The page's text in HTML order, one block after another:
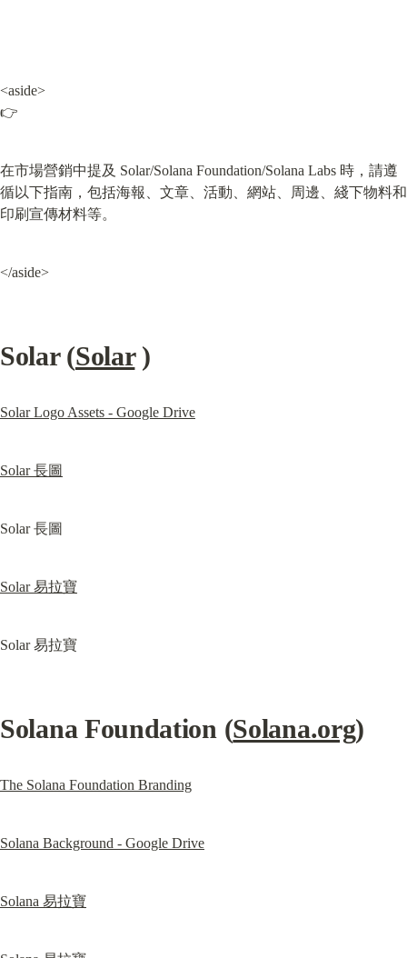
<aside>
👉
在市場營銷中提及 Solar/Solana Foundation/Solana Labs 時，請遵
循以下指南，包括海報、文章、活動、網站、周邊、綫下物料和
印刷宣傳材料等。
</aside>
Solar (Solar )
Solar Logo Assets - Google Drive
Solar 長圖
Solar 長圖
Solar 易拉寶
Solar 易拉寶
Solana Foundation (Solana.org)
The Solana Foundation Branding
Solana Background - Google Drive
Solana 易拉寶